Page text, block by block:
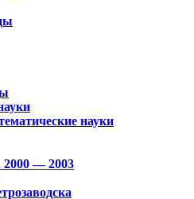
науки
— 2003